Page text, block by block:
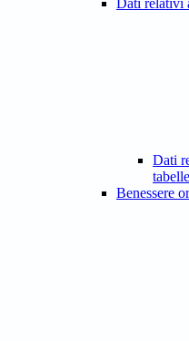
Dati relativi
Dati
Benessere